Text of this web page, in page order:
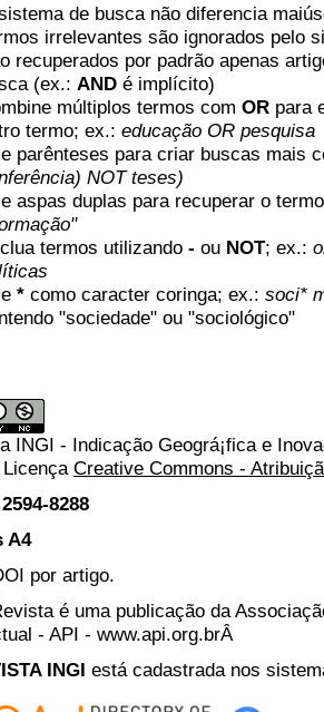
de busca não diferencia
irrelevantes são ignorados pelo
recuperados por padrão apenas
(ex.: AND é implícito)
múltiplos termos com OR para
termo; ex.: educação OR pesquisa
parênteses para criar buscas mais
NOT teses)
aspas duplas para recuperar o
termos utilizando - ou NOT; ex.:
* como caracter coringa; ex.: soci*
"sociedade" ou "sociológico"
INGI - Indicação Geográ¡fica e
Creative Commons -
8288
A4
por artigo.
é uma publicação da
- API - www.api.org.brÂ
INGI está cadastrada nos